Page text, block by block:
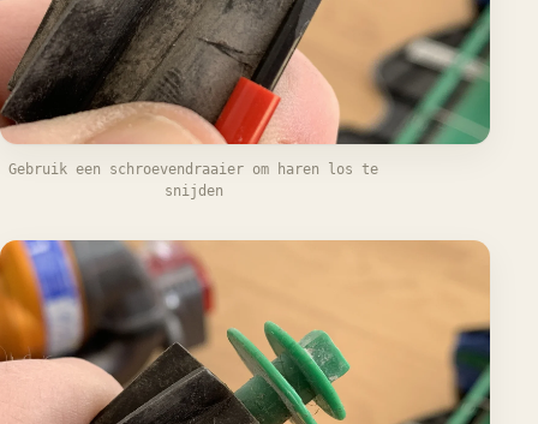
Gebruik een schroevendraaier om haren los te
snijden